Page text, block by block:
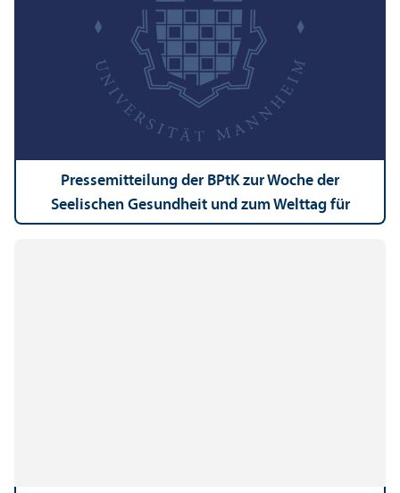
Pressemitteilung der BPtK zur Woche der
Seelischen Gesundheit und zum Welttag für
psychische Gesundheit